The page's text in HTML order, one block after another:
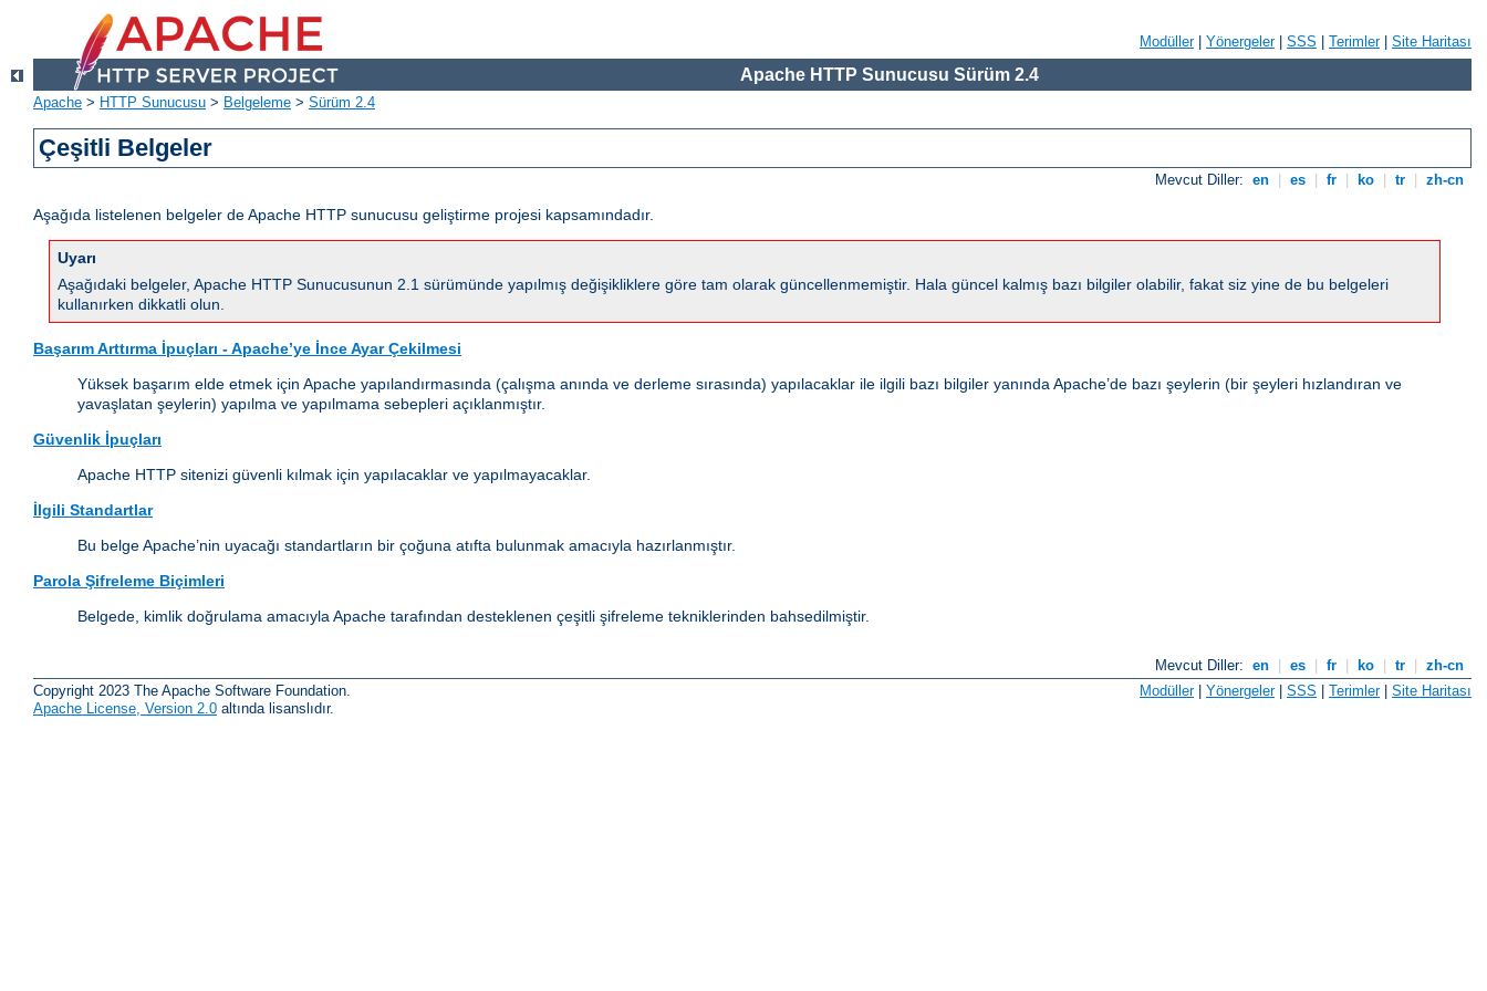
Modüller| Yönergeler| SSS Terimler| Site Haritası
Apache HTTP Sunucusu Sürüm 2.4
Apache > HTTP Sunucusu > Belgeleme > Sürüm 2.4
Çeşitli Belgeler
Mevcut Diller: en es fr ko tr zh-cn
Aşağıda listelenen belgeler de Apache HTTP sunucusu geliştirme projesi kapsamındadır.
Uyarı
Aşağıdaki belgeler, Apache HTTP Sunucusunun 2.1 sürümünde yapılmış değişikliklere göre tam olarak güncellenmemiştir. Hala güncel kalmış bazı bilgiler olabilir, fakat siz yine de bu belgeleri
kullanırken dikkatli olun.
Başarım Arttırma İpuçları - Apache’ye İnce Ayar Çekilmesi
Yüksek başarım elde etmek için Apache yapılandırmasında (çalışma anında ve derleme sırasında) yapılacaklar ile ilgili bazı bilgiler yanında Apache’de bazı şeylerin (bir şeyleri hızlandıran ve
yavaşlatan şeylerin) yapılma ve yapılmama sebepleri açıklanmıştır.
Güvenlik İpuçları
Apache HTTP sitenizi güvenli kılmak için yapılacaklar ve yapılmayacaklar.
İlgili Standartlar
Bu belge Apache’nin uyacağı standartların bir çoğuna atıfta bulunmak amacıyla hazırlanmıştır.
Parola Şifreleme Biçimleri
Belgede, kimlik doğrulama amacıyla Apache tarafından desteklenen çeşitli şifreleme tekniklerinden bahsedilmiştir.
Mevcut Diller: en es fr ko tr
zh-cn
Copyright 2023 The Apache Software Foundation.
Apache License, Version 2.0 altında lisanslıdır.
Modüller| Yönergeler| SSS | Terimler| Site Haritası